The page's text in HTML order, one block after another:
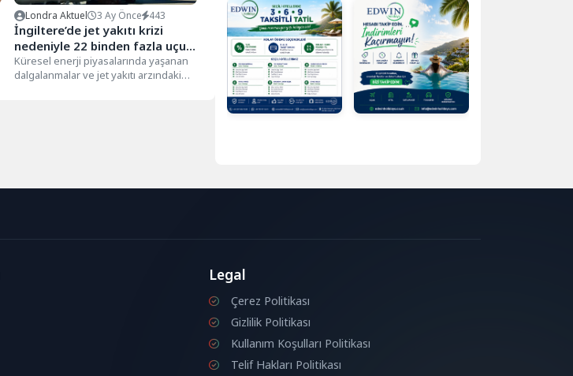
Londra Aktuel 3 Ay Önce 443
İngiltere’de jet yakıtı krizi
nedeniyle 22 binden fazla uçuş
iptal edildi
Küresel enerji piyasalarında yaşanan
dalgalanmalar ve jet yakıtı arzındaki
Legal
Çerez Politikası
Gizlilik Politikası
Kullanım Koşulları Politikası
Telif Hakları Politikası